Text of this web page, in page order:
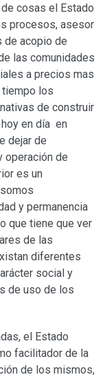
cosas el Estado
procesos, asesor
de acopio de
las comunidades
a precios mas
los
de construir
en día en
dejar de
operación de
es un
y permanencia
que tiene que ver
de las
diferentes
social y
de uso de los
el Estado
facilitador de la
de los mismos,